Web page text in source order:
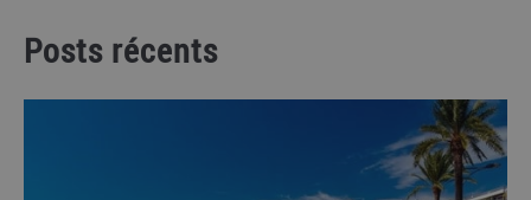
Posts récents